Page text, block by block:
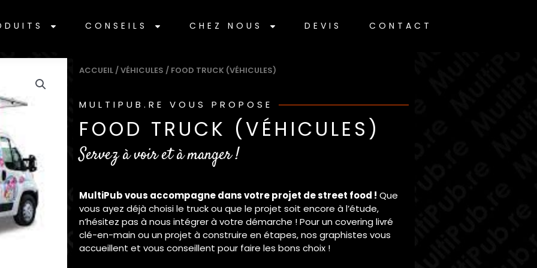
CONSEILS CHEZ NOUS DEVIS CONTACT
ACCUEIL /VÉHICULES / FOOD TRUCK (VÉHICULES)
MULTIPUB.RE VOUS PROPOSE
FOOD TRUCK (VÉHICULES)
Servez à voir et à manger !
MultiPub vous accompagne dans votre projet de street food ! Que
vous ayez déjà choisi le truck ou que le projet soit encore à l’étude,
n’hésitez pas à nous intégrer à votre démarche ! Pour un covering livré
clé-en-main ou un projet à construire en étapes, nos graphistes vous
accueillent et vous conseillent pour faire les bons choix !